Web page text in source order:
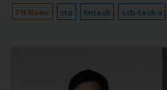
PR News cto fintech scb-tech-x